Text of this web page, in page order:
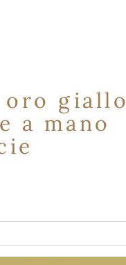
oro giallo
a mano